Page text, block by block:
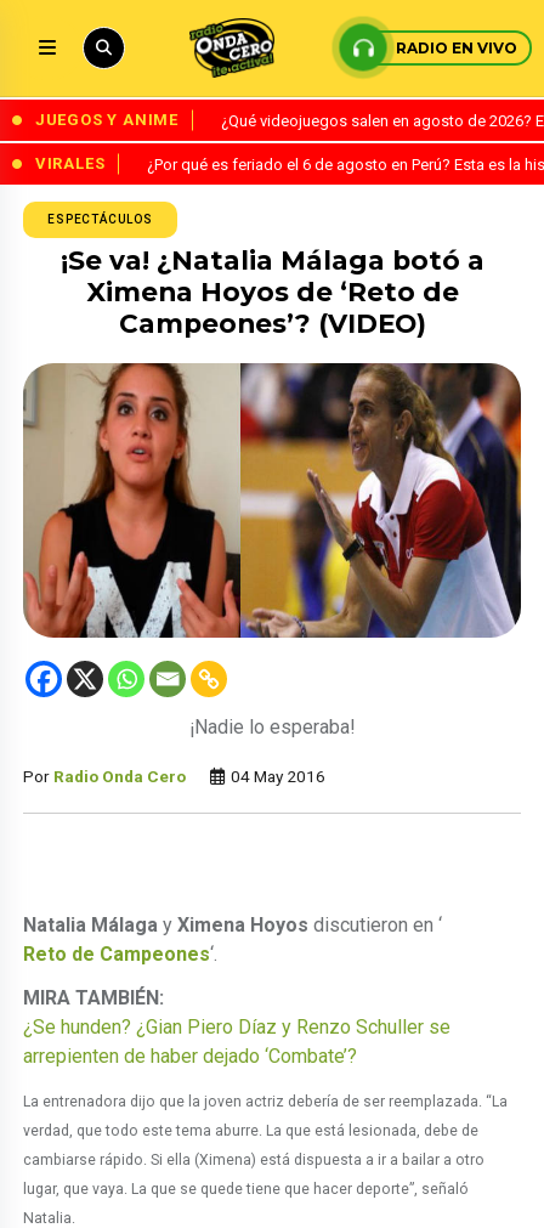
RADIO EN VIVO
JUEGOS Y ANIME ¿Qué videojuegos salen en agosto de
VIRALES ¿Por qué es feriado el 6 de agosto en Perú? Esta es la
ESPECTÁCULOS
¡Se va! ¿Natalia Málaga botó a
Ximena Hoyos de ‘Reto de
Campeones’? (VIDEO)
¡Nadie lo esperaba!
Por Radio Onda Cero 04 May 2016
Natalia Málaga yXimena Hoyos discutieron en ‘
Reto de Campeones‘.
MIRA TAMBIÉN:
¿Se hunden? ¿Gian Piero Díaz y Renzo Schuller se
arrepienten de haber dejado ‘Combate’?
La entrenadora dijo que la joven actriz debería de ser reemplazada. “La
verdad, que todo este tema aburre. La que está lesionada, debe de
cambiarse rápido. Si ella (Ximena) está dispuesta a ir a bailar a otro
lugar, que vaya. La que se quede tiene que hacer deporte”, señaló
Natalia.